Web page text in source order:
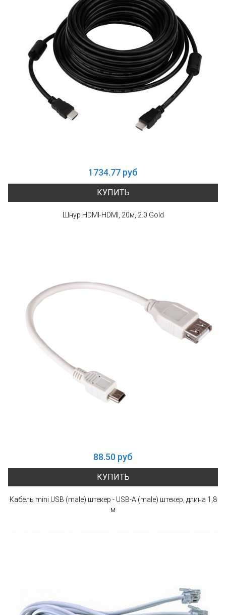
1734.77 руб
КУПИТЬ
Шнур HDMI-HDMI, 20м, 2.0 Gold
88.50 руб
КУПИТЬ
Кабель mini USB (male) штекер - USB-A (male) штекер, длина 1,8
м